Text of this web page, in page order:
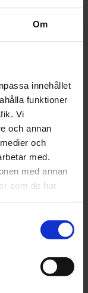
Om
innehållet
funktioner
Vi
och annan
och
med.
med annan
som de har
Multi
Ink
1,3kg
st Köp